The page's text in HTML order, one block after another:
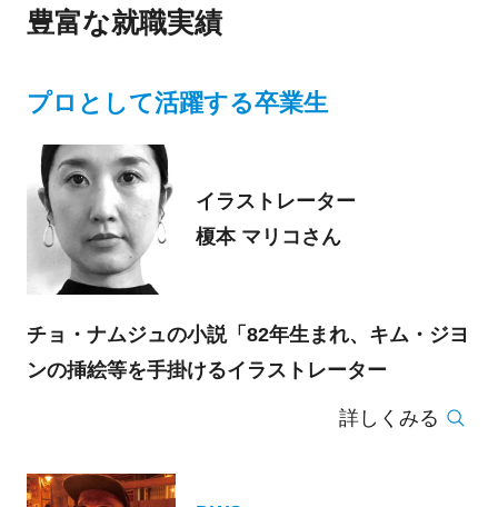
豊富な就職実績
プロとして活躍する卒業生
イラストレーター
榎本 マリコさん
チョ・ナムジュの小説「82年生まれ、キム・ジヨ
ンの挿絵等を手掛けるイラストレーター
詳しくみる